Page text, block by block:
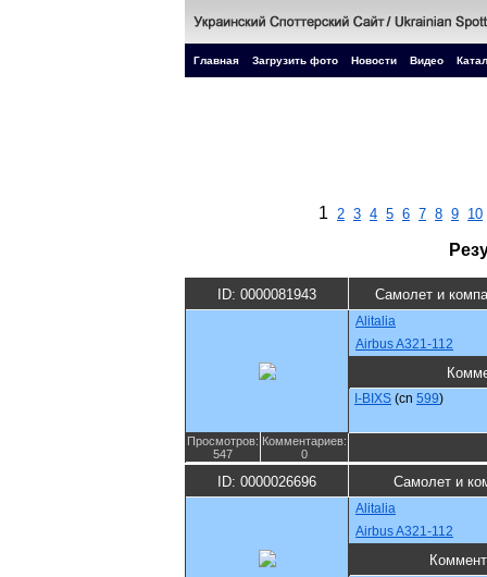
Главная Загрузить фото Новости Видео
1 2 3 4 5 6 7 8 9 10
ID: 0000081943 Самолет и
Alitalia
Airbus A321-112
I-BIXS (cn 599)
Просмотров:
547
Комментариев:
0
ID: 0000026696 Самолет и
Alitalia
Airbus A321-112